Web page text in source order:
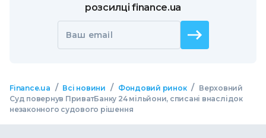
розсилці finance.ua
Ваш email
Finance.ua / Всі новини / Фондовий ринок / Верховний
Суд повернув ПриватБанку 24 мільйони, списані внаслідок
незаконного судового рішення